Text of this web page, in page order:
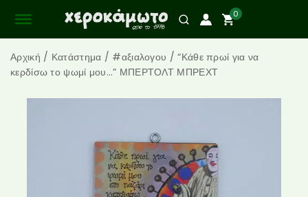
0
Αρχική / Κατάστημα / #αξιαλογου / “Κάθε πρωί για να
κερδίσω το ψωμί μου…” ΜΠΕΡΤΟΛΤ ΜΠΡΕΧΤ